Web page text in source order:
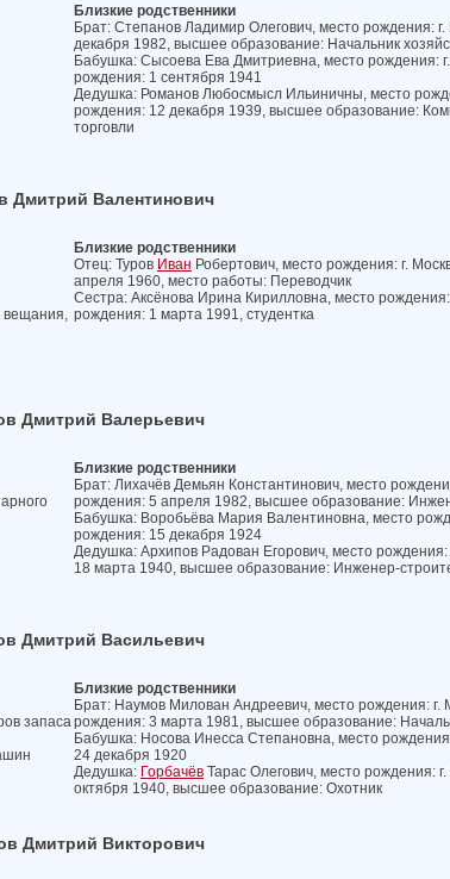
Близкие родственники
Брат: Степанов Ладимир Олегович, место рождения:
декабря 1982, высшее образование: Начальник
Бабушка: Сысоева Ева Дмитриевна, место рождения:
рождения: 1 сентября 1941
Дедушка: Романов Любосмысл Ильиничны, место
рождения: 12 декабря 1939, высшее образование:
торговли
Дмитрий Валентинович
вещания,
Близкие родственники
Отец: Туров Иван Робертович, место рождения: г.
апреля 1960, место работы: Переводчик
Сестра: Аксёнова Ирина Кирилловна, место рождения:
рождения: 1 марта 1991, студентка
Дмитрий Валерьевич
Близкие родственники
Брат: Лихачёв Демьян Константинович, место
рождения: 5 апреля 1982, высшее образование:
Бабушка: Воробьёва Мария Валентиновна, место
рождения: 15 декабря 1924
Дедушка: Архипов Радован Егорович, место
18 марта 1940, высшее образование: Инженер-
Дмитрий Васильевич
запаса
Близкие родственники
Брат: Наумов Милован Андреевич, место рождения: г.
рождения: 3 марта 1981, высшее образование:
Бабушка: Носова Инесса Степановна, место
24 декабря 1920
Дедушка: Горбачёв Тарас Олегович, место рождения:
октября 1940, высшее образование: Охотник
Дмитрий Викторович